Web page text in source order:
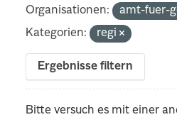
Organisationen:
amt-fuer-
Kategorien:
regi
Ergebnisse filtern
Bitte versuch es mit einer